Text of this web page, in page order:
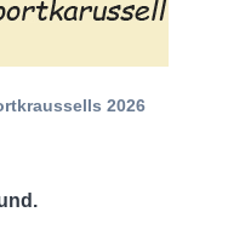
2026